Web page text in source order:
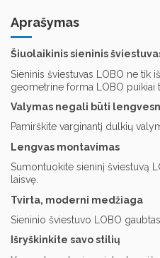
Aprašymas
Šiuolaikinis sieninis
Sieninis šviestuvas LOBO ne tik
geometrine forma LOBO puikiai
Valymas negali būti
Pamirškite varginantį dulkių
Lengvas montavimas
Sumontuokite sieninį šviestuvą
laisvę.
Tvirta, moderni medžiaga
Sieninio šviestuvo LOBO
Išryškinkite savo stilių